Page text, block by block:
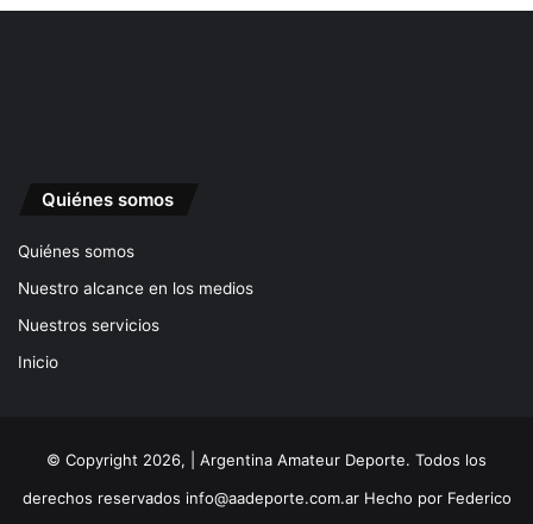
Quiénes somos
Quiénes somos
Nuestro alcance en los medios
Nuestros servicios
Inicio
© Copyright 2026, | Argentina Amateur Deporte. Todos los
derechos reservados info@aadeporte.com.arHecho por Federico